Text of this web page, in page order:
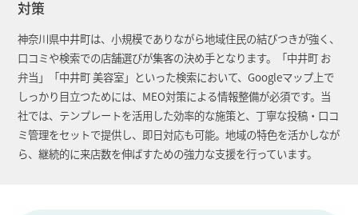
対策
神奈川県中井町は、小規模でありながら地域住民の結びつきが強く、
口コミや検索での店舗選びが集客の決め手となります。「中井町 お
弁当」「中井町 美容室」といった検索において、Googleマップ上で
しっかり目立つためには、MEO対策による情報整備が必須です。当
社では、テンプレートを活用した効率的な施策と、丁寧な投稿・口コ
ミ管理をセットで提供し、即日対応も可能。地域の特色を活かしなが
ら、継続的に来店数を伸ばすための強力な支援を行っています。